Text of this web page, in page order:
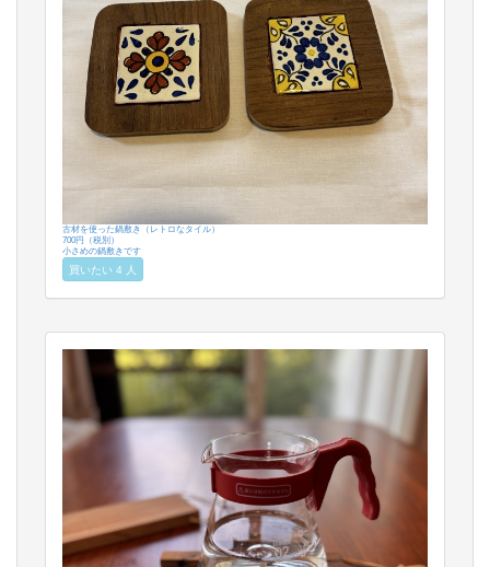
古材を使った鍋敷き（レトロなタイル）
700円（税別）
小さめの鍋敷きです
買いたい 4 人